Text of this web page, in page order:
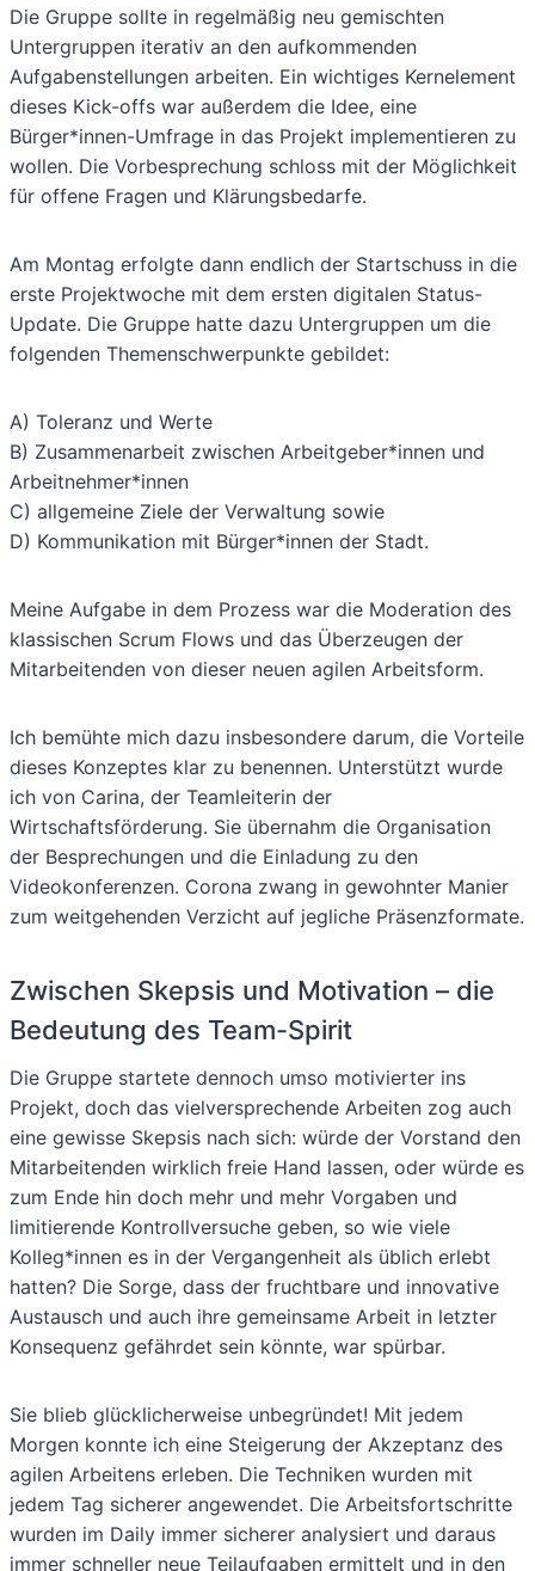
Die Gruppe sollte in regelmäßig neu gemischten
Untergruppen iterativ an den aufkommenden
Aufgabenstellungen arbeiten. Ein wichtiges Kernelement
dieses Kick-offs war außerdem die Idee, eine
Bürger*innen-Umfrage in das Projekt implementieren zu
wollen. Die Vorbesprechung schloss mit der Möglichkeit
für offene Fragen und Klärungsbedarfe.
Am Montag erfolgte dann endlich der Startschuss in die
erste Projektwoche mit dem ersten digitalen Status-
Update. Die Gruppe hatte dazu Untergruppen um die
folgenden Themenschwerpunkte gebildet:
A) Toleranz und Werte
B) Zusammenarbeit zwischen Arbeitgeber*innen und
Arbeitnehmer*innen
C) allgemeine Ziele der Verwaltung sowie
D) Kommunikation mit Bürger*innen der Stadt.
Meine Aufgabe in dem Prozess war die Moderation des
klassischen Scrum Flows und das Überzeugen der
Mitarbeitenden von dieser neuen agilen Arbeitsform.
Ich bemühte mich dazu insbesondere darum, die Vorteile
dieses Konzeptes klar zu benennen. Unterstützt wurde
ich von Carina, der Teamleiterin der
Wirtschaftsförderung. Sie übernahm die Organisation
der Besprechungen und die Einladung zu den
Videokonferenzen. Corona zwang in gewohnter Manier
zum weitgehenden Verzicht auf jegliche Präsenzformate.
Zwischen Skepsis und Motivation – die
Bedeutung des Team-Spirit
Die Gruppe startete dennoch umso motivierter ins
Projekt, doch das vielversprechende Arbeiten zog auch
eine gewisse Skepsis nach sich: würde der Vorstand den
Mitarbeitenden wirklich freie Hand lassen, oder würde es
zum Ende hin doch mehr und mehr Vorgaben und
limitierende Kontrollversuche geben, so wie viele
Kolleg*innen es in der Vergangenheit als üblich erlebt
hatten? Die Sorge, dass der fruchtbare und innovative
Austausch und auch ihre gemeinsame Arbeit in letzter
Konsequenz gefährdet sein könnte, war spürbar.
Sie blieb glücklicherweise unbegründet! Mit jedem
Morgen konnte ich eine Steigerung der Akzeptanz des
agilen Arbeitens erleben. Die Techniken wurden mit
jedem Tag sicherer angewendet. Die Arbeitsfortschritte
wurden im Daily immer sicherer analysiert und daraus
immer schneller neue Teilaufgaben ermittelt und in den